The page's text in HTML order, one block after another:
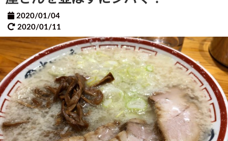
2020/01/04
2020/01/11